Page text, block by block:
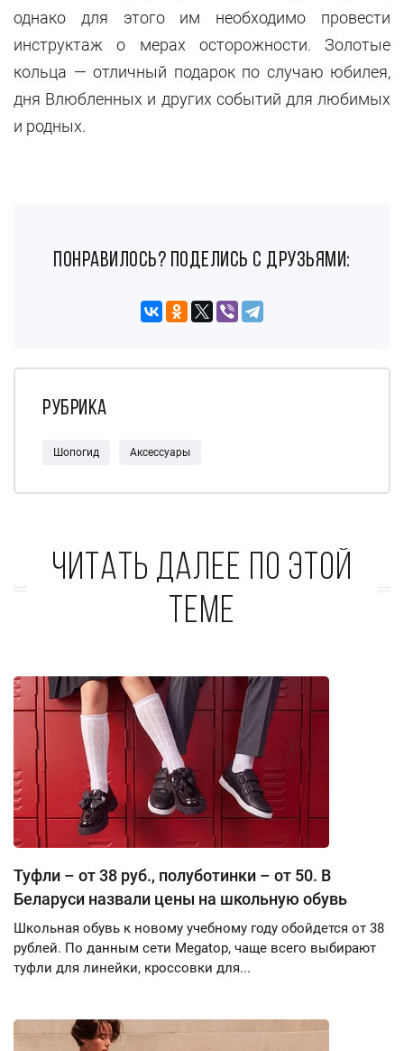
однако для этого им необходимо провести
инструктаж о мерах осторожности. Золотые
кольца — отличный подарок по случаю юбилея,
дня Влюбленных и других событий для любимых
и родных.
понравилось? поделись с друзьями:
Рубрика
Шопогид Аксессуары
Читать далее по этой
теме
Туфли – от 38 руб., полуботинки – от 50. В
Беларуси назвали цены на школьную обувь
Школьная обувь к новому учебному году обойдется от 38
рублей. По данным сети Megatop, чаще всего выбирают
туфли для линейки, кроссовки для...